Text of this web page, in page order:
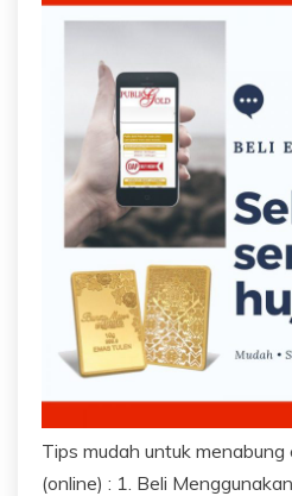
Tips mudah untuk
(online) : 1. Beli